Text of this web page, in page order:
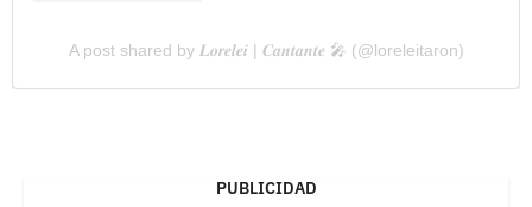
A post shared by 𝑳𝒐𝒓𝒆𝒍𝒆𝒊 | 𝑪𝒂𝒏𝒕𝒂𝒏𝒕𝒆 🎤 (@loreleitaron)
PUBLICIDAD